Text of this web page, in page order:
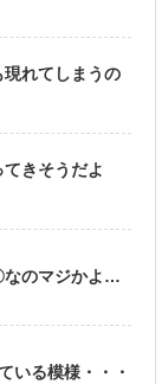
現れてしまうの
てきそうだよ
なのマジかよ…
いる模様・・・